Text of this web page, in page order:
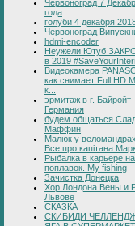
Червоноград 7
года
голуби 4 декабря
Червоноград
hdmi-encoder
Неужели Ютуб
в 2019
Видеокамера
как снимает Full HD
к...
эрмитаж в г. Байройт
Германия
будем общаться
Маффин
Малюк у
Все про капітана
Рыбалка в карьере на
поплавок. My fishing
Зачистка Донецка
Хор Лондона Вены и
Львове
СКАЗКА
СКИБИДИ